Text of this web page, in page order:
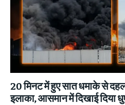
20 मिनट में हुए सात धमाके से
इलाका, आसमान में दिखाई दिया